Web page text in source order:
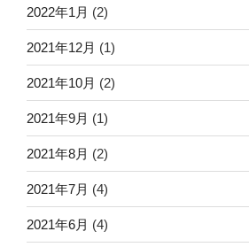
2022年1月 (2)
2021年12月 (1)
2021年10月 (2)
2021年9月 (1)
2021年8月 (2)
2021年7月 (4)
2021年6月 (4)